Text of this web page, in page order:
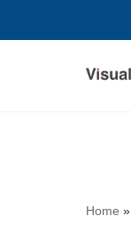
Home »